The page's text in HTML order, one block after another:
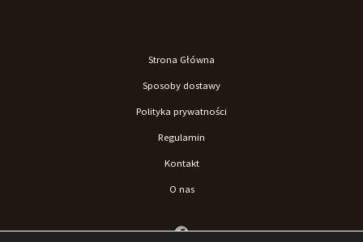
Strona Główna
Sposoby dostawy
Polityka prywatności
Regulamin
Kontakt
O nas